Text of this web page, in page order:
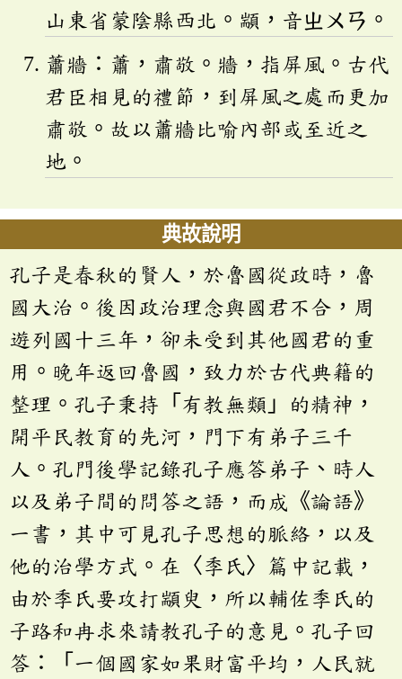
山東省蒙陰縣西北。顓，音ㄓㄨㄢ 。
蕭牆：蕭，肅敬。牆，指屏風。古代
君臣相見的禮節，到屏風之處而更加
肅敬。故以蕭牆比喻內部或至近之
地。
典故說明
孔子是春秋的賢人，於魯國從政時，魯
國大治。後因政治理念與國君不合，周
遊列國十三年，卻未受到其他國君的重
用。晚年返回魯國，致力於古代典籍的
整理。孔子秉持「有教無類」的精神，
開平民教育的先河，門下有弟子三千
人。孔門後學記錄孔子應答弟子、時人
以及弟子間的問答之語，而成《論語》
一書，其中可見孔子思想的脈絡，以及
他的治學方式。在〈季氏〉篇中記載，
由於季氏要攻打顓臾，所以輔佐季氏的
子路和冉求來請教孔子的意見。孔子回
答：「一個國家如果財富平均，人民就